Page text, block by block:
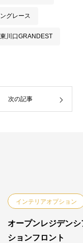
グレース
川口GRANDEST
次の記事
インテリアオプション
オープンレジデン
ションフロント